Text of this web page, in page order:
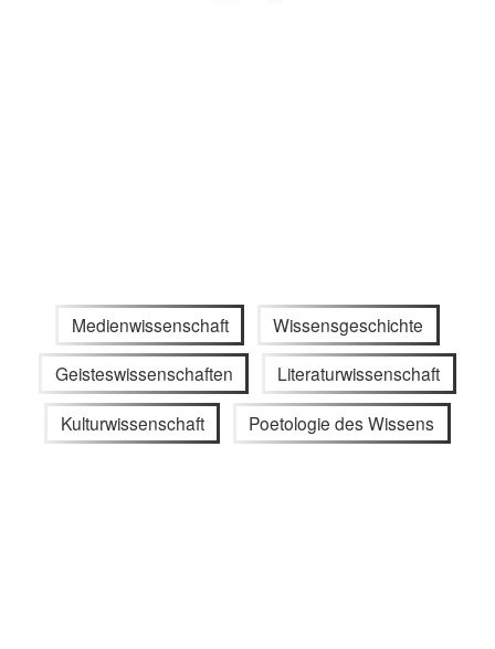
Medienwissenschaft Wissensgeschichte
Geisteswissenschaften Literaturwissenschaft
Kulturwissenschaft Poetologie des Wissens